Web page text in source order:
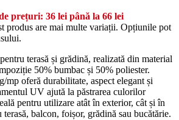
prețuri: 36 lei până la 66 lei
produs are mai multe variații. Opțiunile pot
terasă și grădină, realizată din material
50% bumbac și 50% poliester.
mp oferă durabilitate, aspect elegant și
UV ajută la păstrarea culorilor
pentru utilizare atât în exterior, cât și în
balcon, foișor, grădină sau bucătărie.